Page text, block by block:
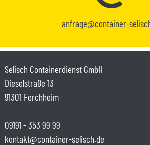
anfrage@container-
Selisch Containerdienst GmbH
Dieselstraße 13
91301 Forchheim
09191 - 353 99 99
kontakt@container-selisch.de